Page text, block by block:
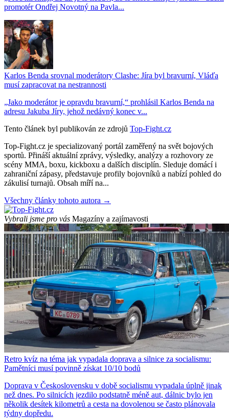
promotér Ondřej Novotný na Pavla...
Karlos Benda srovnal moderátory Clashe: Jíra byl bravurní, Vláďa
musí zapracovat na nestrannosti
„Jako moderátor je opravdu bravurní,“ prohlásil Karlos Benda na
adresu Jakuba Jíry, jehož nedávný konec v...
Tento článek byl publikován ze zdrojů Top-Fight.cz
Top-Fight.cz je specializovaný portál zaměřený na svět bojových
sportů. Přináší aktuální zprávy, výsledky, analýzy a rozhovory ze
scény MMA, boxu, kickboxu a dalších disciplín. Sleduje domácí i
zahraniční zápasy, představuje profily bojovníků a nabízí pohled do
zákulisí turnajů. Obsah míří na...
Všechny články tohoto autora →
Vybrali jsme pro vás Magazíny a zajímavosti
Retro kvíz na téma jak vypadala doprava a silnice za socialismu:
Pamětníci musí povinně získat 10/10 bodů
Doprava v Československu v době socialismu vypadala úplně jinak
než dnes. Po silnicích jezdilo podstatně méně aut, dálnic bylo jen
několik desítek kilometrů a cesta na dovolenou se často plánovala
týdny dopředu.